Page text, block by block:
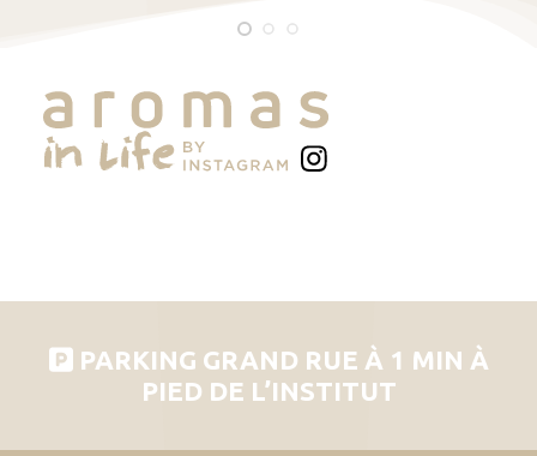
PARKING GRAND RUE À 1 MIN À
PIED DE L’INSTITUT